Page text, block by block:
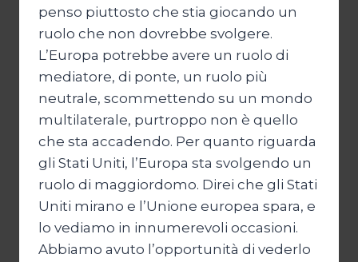
penso piuttosto che stia giocando un
ruolo che non dovrebbe svolgere.
L’Europa potrebbe avere un ruolo di
mediatore, di ponte, un ruolo più
neutrale, scommettendo su un mondo
multilaterale, purtroppo non è quello
che sta accadendo. Per quanto riguarda
gli Stati Uniti, l’Europa sta svolgendo un
ruolo di maggiordomo. Direi che gli Stati
Uniti mirano e l’Unione europea spara, e
lo vediamo in innumerevoli occasioni.
Abbiamo avuto l’opportunità di vederlo